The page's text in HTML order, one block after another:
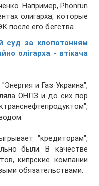
Например, Phonrun
олигарха, которые
после его бегства.
суд за клопотанням
олігарха - втікача
и Газ Украина",
ОНПЗ и до сих пор
"кредиторам",
были. В качестве
кипрские компании
обязательствами.